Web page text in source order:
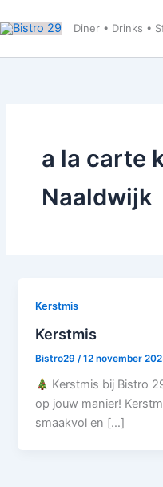
naar
Diner • Drinks •
a la carte
Naaldwijk
Kerstmis
Kerstmis
Bistro29 /12 november
Kerstmis bij Bistro
op jouw manier!
smaakvol en […]